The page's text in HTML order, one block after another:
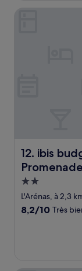
12. ibis
ibis budget
Hébergement
2.0 étoiles
L'Arénas, à 2,3
8.2
8,2/10 Très
ibis budget